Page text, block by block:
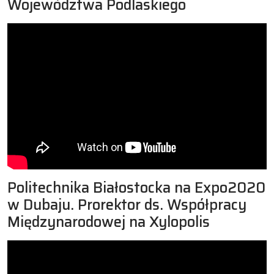
Województwa Podlaskiego
Politechnika Białostocka na Expo2020
w Dubaju. Prorektor ds. Współpracy
Międzynarodowej na Xylopolis